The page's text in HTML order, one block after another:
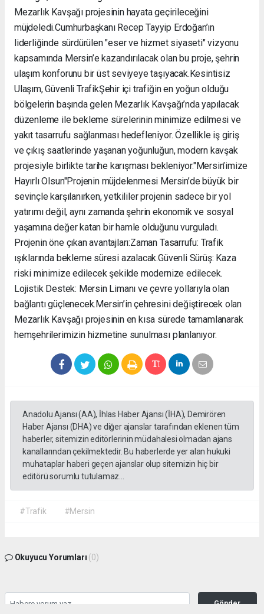
Mezarlık Kavşağı projesinin hayata geçirileceğini
müjdeledi. ​Cumhurbaşkanı Recep Tayyip Erdoğan’ın
liderliğinde sürdürülen "eser ve hizmet siyaseti" vizyonu
kapsamında Mersin’e kazandırılacak olan bu proje, şehrin
ulaşım konforunu bir üst seviyeye taşıyacak. ​Kesintisiz
Ulaşım, Güvenli Trafik ​Şehir içi trafiğin en yoğun olduğu
bölgelerin başında gelen Mezarlık Kavşağı’nda yapılacak
düzenleme ile bekleme sürelerinin minimize edilmesi ve
yakıt tasarrufu sağlanması hedefleniyor. Özellikle iş giriş
ve çıkış saatlerinde yaşanan yoğunluğun, modern kavşak
projesiyle birlikte tarihe karışması bekleniyor. ​"Mersin’imize
Hayırlı Olsun" ​Projenin müjdelenmesi Mersin’de büyük bir
sevinçle karşılanırken, yetkililer projenin sadece bir yol
yatırımı değil, aynı zamanda şehrin ekonomik ve sosyal
yaşamına değer katan bir hamle olduğunu vurguladı. ​
Projenin öne çıkan avantajları: ​Zaman Tasarrufu: Trafik
ışıklarında bekleme süresi azalacak. ​Güvenli Sürüş: Kaza
riski minimize edilecek şekilde modernize edilecek. ​
Lojistik Destek: Mersin Limanı ve çevre yollarıyla olan
bağlantı güçlenecek. ​Mersin’in çehresini değiştirecek olan
Mezarlık Kavşağı projesinin en kısa sürede tamamlanarak
hemşehrilerimizin hizmetine sunulması planlanıyor.
Anadolu Ajansı (AA), İhlas Haber Ajansı (İHA), Demirören
Haber Ajansı (DHA) ve diğer ajanslar tarafından eklenen tüm
haberler, sitemizin editörlerinin müdahalesi olmadan ajans
kanallarından çekilmektedir. Bu haberlerde yer alan hukuki
muhataplar haberi geçen ajanslar olup sitemizin hiç bir
editörü sorumlu tutulamaz...
#Trafik #Mersin
Okuyucu Yorumları (0)
Gönder